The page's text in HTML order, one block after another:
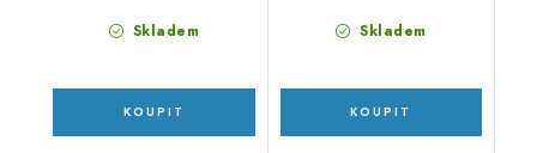
Skladem Skladem